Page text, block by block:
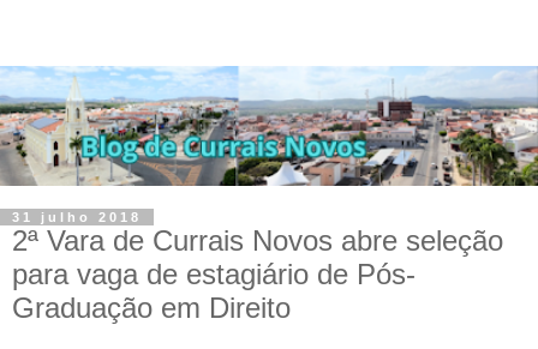
31 julho 2018
2ª Vara de Currais Novos abre seleção
para vaga de estagiário de Pós-
Graduação em Direito